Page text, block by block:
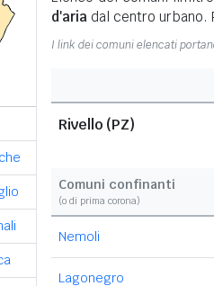
d'aria dal centro urbano.
I link dei comuni elencati
Rivello (PZ)
Comuni confinanti
(o di prima corona)
Nemoli
Lagonegro